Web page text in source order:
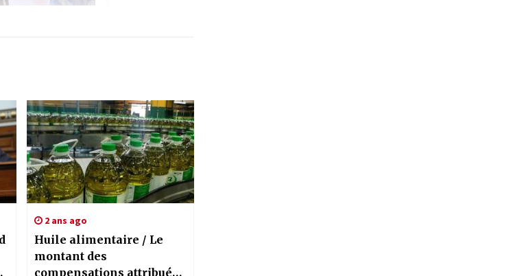
2 ans ago
Huile alimentaire / Le
montant des
compensations attribuées